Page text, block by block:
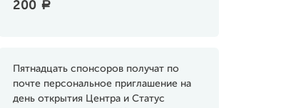
200 a
Пятнадцать спонсоров получат по
почте персональное приглашение на
день открытия Центра и Статус